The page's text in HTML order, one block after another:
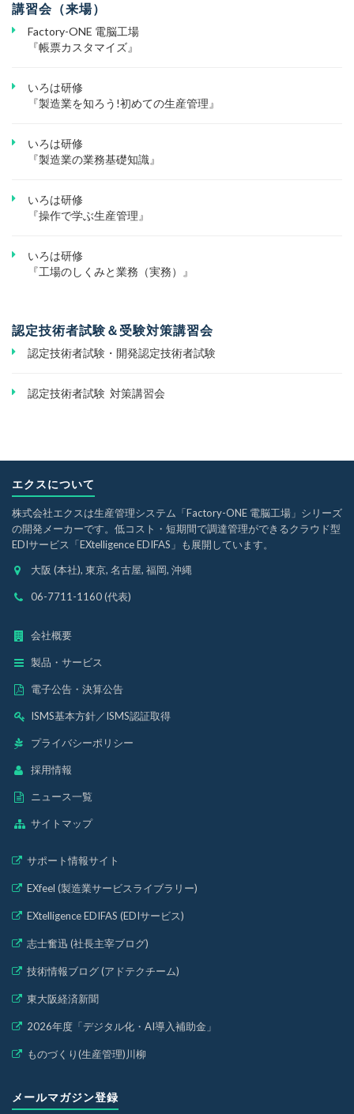
講習会（来場）
Factory-ONE 電脳工場
『帳票カスタマイズ』
いろは研修
『製造業を知ろう!初めての生産管理』
いろは研修
『製造業の業務基礎知識』
いろは研修
『操作で学ぶ生産管理』
いろは研修
『工場のしくみと業務（実務）』
認定技術者試験＆受験対策講習会
認定技術者試験・開発認定技術者試験
認定技術者試験 対策講習会
エクスについて
株式会社エクスは生産管理システム「Factory-ONE 電脳工場」シリーズ
の開発メーカーです。低コスト・短期間で調達管理ができるクラウド型
EDIサービス「EXtelligence EDIFAS」も展開しています。
大阪 (本社), 東京, 名古屋, 福岡, 沖縄
06-7711-1160 (代表)
会社概要
製品・サービス
電子公告・決算公告
ISMS基本方針／ISMS認証取得
プライバシーポリシー
採用情報
ニュース一覧
サイトマップ
サポート情報サイト
EXfeel (製造業サービスライブラリー)
EXtelligence EDIFAS (EDIサービス)
志士奮迅 (社長主宰ブログ)
技術情報ブログ (アドテクチーム)
東大阪経済新聞
2026年度「デジタル化・AI導入補助金」
ものづくり(生産管理)川柳
メールマガジン登録